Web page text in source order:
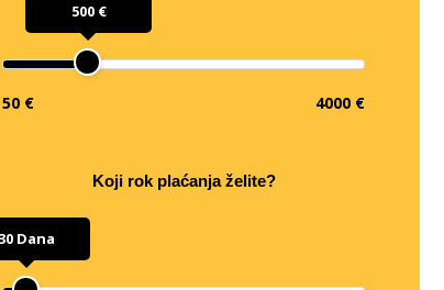
500 €
50 € 4000 €
Koji rok plaćanja želite?
Dana